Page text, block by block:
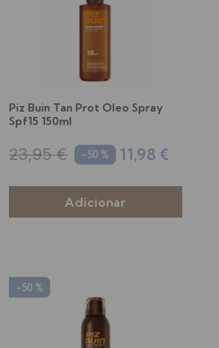
Piz Buin Tan Prot Oleo Spray
Spf15 150ml
23,95 € -50 % 11,98 €
-50 %